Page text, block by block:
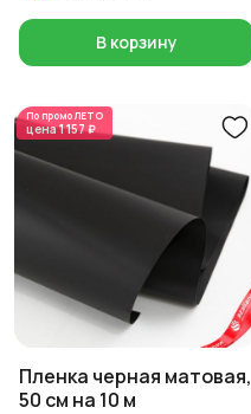
В корзину
По промоЛЕТО
цена1 157 ₽
Пленка черная матовая,
50 см на 10 м